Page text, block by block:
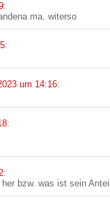
:
ma. witerso
:
um 14:16:
:
:
bzw. was ist sein